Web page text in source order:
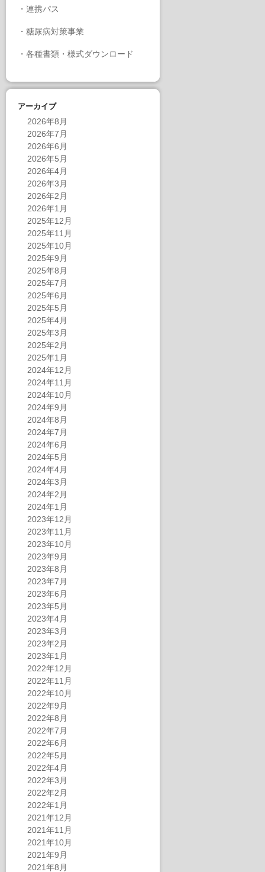
・ 連携パス
・ 糖尿病対策事業
・ 各種書類・様式ダウンロード
アーカイブ
2026年8月
2026年7月
2026年6月
2026年5月
2026年4月
2026年3月
2026年2月
2026年1月
2025年12月
2025年11月
2025年10月
2025年9月
2025年8月
2025年7月
2025年6月
2025年5月
2025年4月
2025年3月
2025年2月
2025年1月
2024年12月
2024年11月
2024年10月
2024年9月
2024年8月
2024年7月
2024年6月
2024年5月
2024年4月
2024年3月
2024年2月
2024年1月
2023年12月
2023年11月
2023年10月
2023年9月
2023年8月
2023年7月
2023年6月
2023年5月
2023年4月
2023年3月
2023年2月
2023年1月
2022年12月
2022年11月
2022年10月
2022年9月
2022年8月
2022年7月
2022年6月
2022年5月
2022年4月
2022年3月
2022年2月
2022年1月
2021年12月
2021年11月
2021年10月
2021年9月
2021年8月